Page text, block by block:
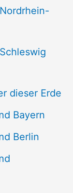
dieser Erde
Bayern
Berlin